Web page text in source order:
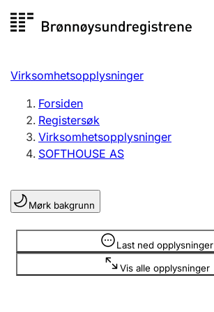
til
Registersøk
Aksjeselskap
Enkeltpersonforetak
Registrere, endre, slette
Lag og forening
Registrere, endre, slette
Virksomhetsopplysninger
Forsiden
Registersøk
Virksomhetsopplysninger
SOFTHOUSE AS
Mørk bakgrunn
Last ned opplysninger
Vis alle opplysninger
Opplysninger er skjult